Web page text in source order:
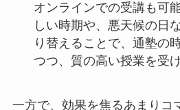
オンラインでの受講も可
しい時期や、悪天候の日
り替えることで、通塾の
つつ、質の高い授業を受
一方で、効果を焦るあまりコ